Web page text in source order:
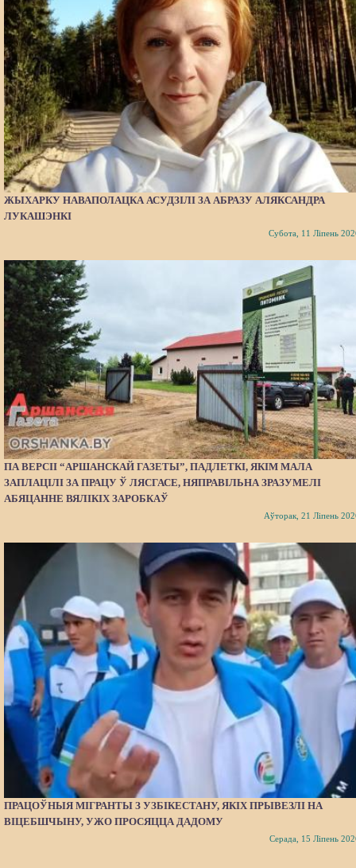
ЖЫХАРКУ НАВАПОЛАЦКА АСУДЗІЛІ ЗА АБРАЗУ АЛЯКСАНДРА
ЛУКАШЭНКІ
Субота, 11 Ліпень
ПА ВЕРСІІ “АРШАНСКАЙ ГАЗЕТЫ”, ПАДЛЕТКІ, ЯКІМ МАЛА
ЗАПЛАЦІЛІ ЗА ПРАЦУ Ў ЛЯСГАСЕ, НЯПРАВІЛЬНА ЗРАЗУМЕЛІ
АБЯЦАННЕ ВЯЛІКІХ ЗАРОБКАЎ
Аўторак, 21 Ліпень
ПРАЦОЎНЫЯ МІГРАНТЫ З УЗБІКЕСТАНУ, ЯКІХ ПРЫВЕЗЛІ НА
ВІЦЕБШЧЫНУ, УЖО ПРОСЯЦЦА ДАДОМУ
Серада, 15 Ліпень